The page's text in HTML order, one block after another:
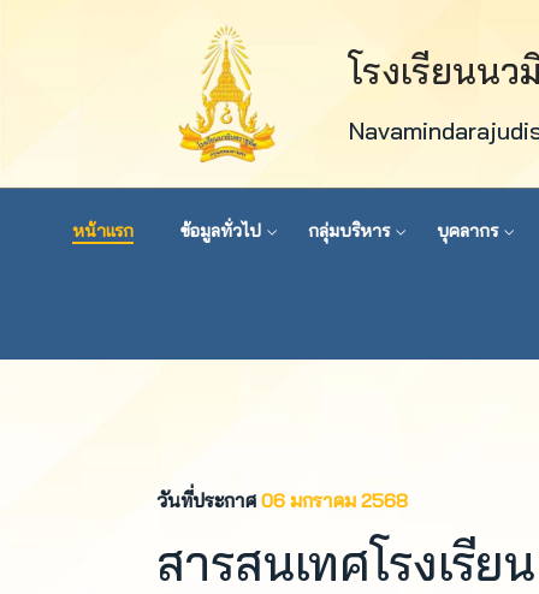
โรงเรียนน
หน้าแรก ข้อมูลทั่วไป กลุ่มบริหาร บุคลากร
วันที่ประกาศ 06 มกราคม 2568
สารสนเทศโรงเรี